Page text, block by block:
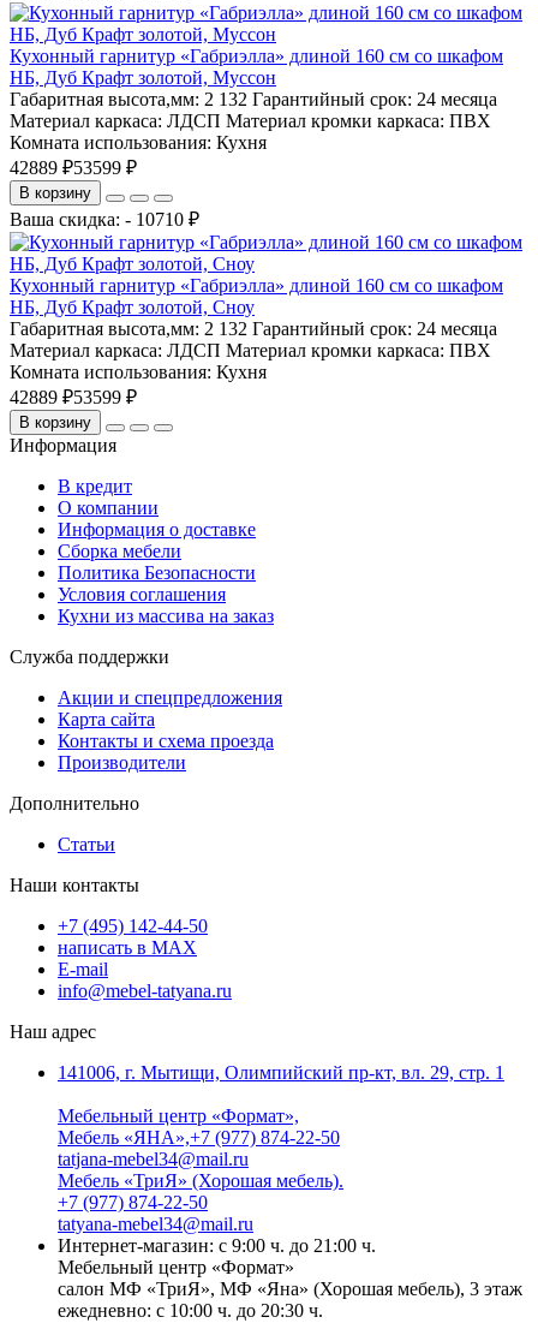
Кухонный гарнитур «Габриэлла» длиной 160 см со шкафом
НБ, Дуб Крафт золотой, Муссон
Габаритная высота,мм: 2 132 Гарантийный срок: 24 месяца
Материал каркаса: ЛДСП Материал кромки каркаса: ПВХ
Комната использования: Кухня
42889 ₽53599 ₽
В корзину
Ваша скидка: - 10710 ₽
Кухонный гарнитур «Габриэлла» длиной 160 см со шкафом
НБ, Дуб Крафт золотой, Сноу
Габаритная высота,мм: 2 132 Гарантийный срок: 24 месяца
Материал каркаса: ЛДСП Материал кромки каркаса: ПВХ
Комната использования: Кухня
42889 ₽53599 ₽
В корзину
Информация
В кредит
О компании
Информация о доставке
Сборка мебели
Политика Безопасности
Условия соглашения
Кухни из массива на заказ
Служба поддержки
Акции и спецпредложения
Карта сайта
Контакты и схема проезда
Производители
Дополнительно
Статьи
Наши контакты
+7 (495) 142-44-50
написать в МАХ
E-mail
info@mebel-tatyana.ru
Наш адрес
141006, г. Мытищи, Олимпийский пр-кт, вл. 29, стр. 1
Мебельный центр «Формат»,
Мебель «ЯНА»,+7 (977) 874-22-50
tatjana-mebel34@mail.ru
Мебель «ТриЯ» (Хорошая мебель).
+7 (977) 874-22-50
tatyana-mebel34@mail.ru
Интернет-магазин: с 9:00 ч. до 21:00 ч.
Мебельный центр «Формат»
салон МФ «ТриЯ», МФ «Яна» (Хорошая мебель), 3 этаж
ежедневно: с 10:00 ч. до 20:30 ч.